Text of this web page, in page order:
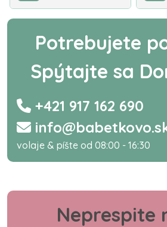
Potrebujete
Spýtajte sa
+421 917 162 690
volaje & píšte od 08:00 - 16:30
Neprespite